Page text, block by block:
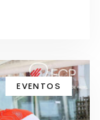
EVENTOS